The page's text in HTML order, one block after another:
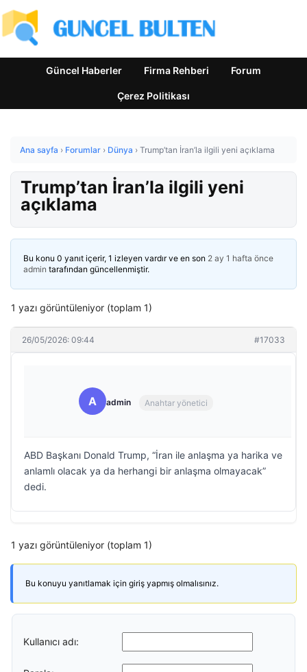
Güncel Haberler Firma Rehberi Forum
Çerez Politikası
Ana sayfa › Forumlar › Dünya › Trump’tan İran’la ilgili yeni açıklama
Trump’tan İran’la ilgili yeni
açıklama
Bu konu 0 yanıt içerir, 1 izleyen vardır ve en son 2 ay 1 hafta önce
admin tarafından güncellenmiştir.
1 yazı görüntüleniyor (toplam 1)
26/05/2026: 09:44 #17033
A admin Anahtar yönetici
ABD Başkanı Donald Trump, “İran ile anlaşma ya harika ve
anlamlı olacak ya da herhangi bir anlaşma olmayacak”
dedi.
1 yazı görüntüleniyor (toplam 1)
Bu konuyu yanıtlamak için giriş yapmış olmalısınız.
Kullanıcı adı: